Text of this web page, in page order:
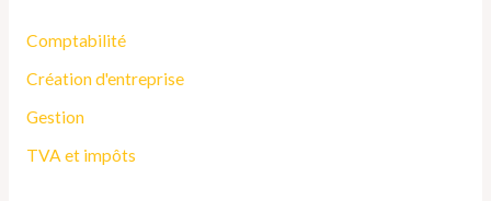
c
h
e
r
Comptabilité
Création d'entreprise
Gestion
TVA et impôts